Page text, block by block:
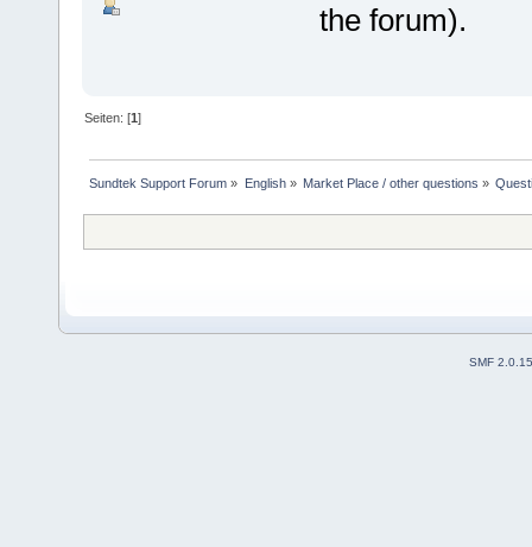
the forum).
Seiten: [1]
Sundtek Support Forum » English» Market Place / other questions »
SMF 2.0.15